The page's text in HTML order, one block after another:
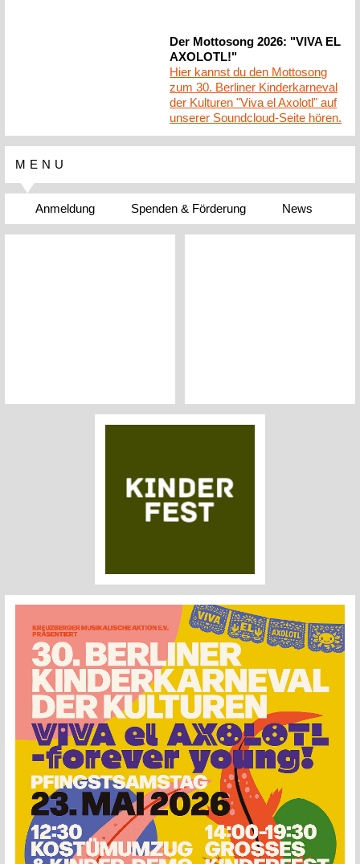
Der Mottosong 2026: "VIVA EL
AXOLOTL!"
Hier kannst du den Mottosong
zum 30. Berliner Kinderkarneval
der Kulturen "Viva el Axolotl" auf
unserer Soundcloud-Seite hören.
MENU
Anmeldung Spenden & Förderung News